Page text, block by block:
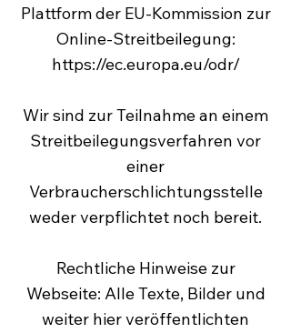
Plattform der EU-Kommission zur
Online-Streitbeilegung:
https://ec.europa.eu/odr/
Wir sind zur Teilnahme an einem
Streitbeilegungsverfahren vor
einer
Verbraucherschlichtungsstelle
weder verpflichtet noch bereit.
Rechtliche Hinweise zur
Webseite: Alle Texte, Bilder und
weiter hier veröffentlichten